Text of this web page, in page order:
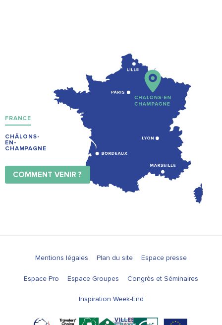
FRANCE
CHÂLONS-
EN-
CHAMPAGNE
COMMENT VENIR ?
Mentions légales Plan du site Espace presse
Espace Pro Espace Groupes Congrès et Séminaires
Inspiration Week-End